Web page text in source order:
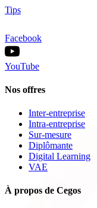
Tips
Facebook
YouTube
Nos offres
Inter-entreprise
Intra-entreprise
Sur-mesure
Diplômante
Digital Learning
VAE
À propos de Cegos